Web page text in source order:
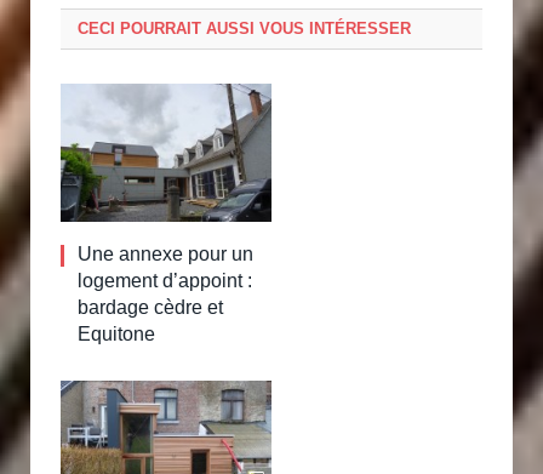
CECI POURRAIT AUSSI VOUS INTÉRESSER
Une annexe pour un
logement d’appoint :
bardage cèdre et
Equitone